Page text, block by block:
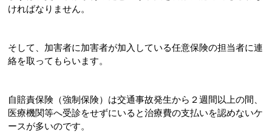
ければなりません。
そして、加害者に加害者が加入している任意保険の担当者に連
絡を取ってもらいます。
自賠責保険（強制保険）は交通事故発生から２週間以上の間、
医療機関等へ受診をせずにいると治療費の支払いを認めないケ
ースが多いのです。